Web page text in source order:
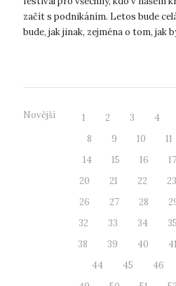
začít s podnikáním. Letos bude
bude, jak jinak, zejména o tom,
Novější 1 2 3 4
8
9 10 11
14
15 16 17
20
21 22 23
26
27 28
32
33 34 35
38
39 40 41
44
45 46